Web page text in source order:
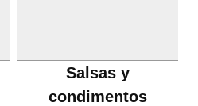
Salsas y
condimentos